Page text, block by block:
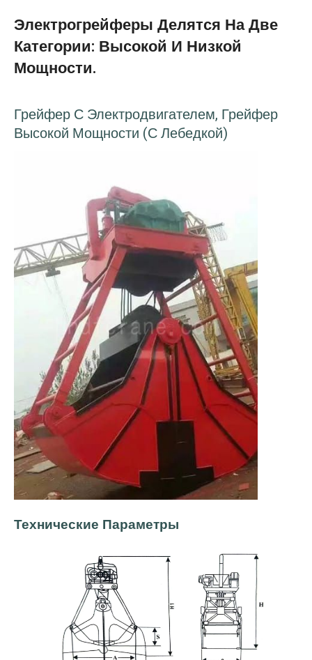
Электрогрейферы Делятся На Две
Категории: Высокой И Низкой
Мощности.
Грейфер С Электродвигателем, Грейфер
Высокой Мощности (с Лебедкой)
Технические Параметры